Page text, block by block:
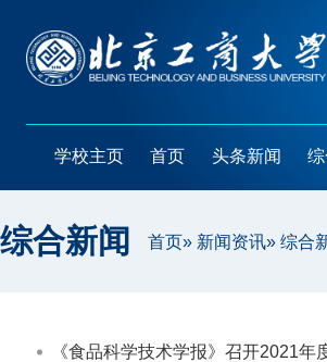
学校主页 首页 头条新闻
综合新闻 首页» 新闻资讯» 综合
《食品科学技术学报》召开2021年